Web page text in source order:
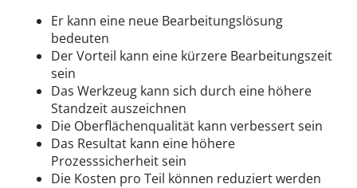
Er kann eine neue Bearbeitungslösung
bedeuten
Der Vorteil kann eine kürzere Bearbeitungszeit
sein
Das Werkzeug kann sich durch eine höhere
Standzeit auszeichnen
Die Oberflächenqualität kann verbessert sein
Das Resultat kann eine höhere
Prozesssicherheit sein
Die Kosten pro Teil können reduziert werden